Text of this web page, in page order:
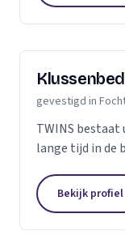
gevestigd in
TWINS bestaat uit het Gerard
lange tijd in de bouw actief.
opgericht. Van
Bekijk profiel